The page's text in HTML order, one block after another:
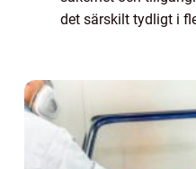
det särskilt tydligt i